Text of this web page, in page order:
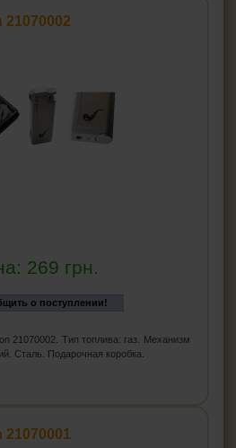
21070002
269 грн.
о поступлении!
21070002. Тип топлива: газ. Механизм
Сталь. Подарочная коробка.
21070001